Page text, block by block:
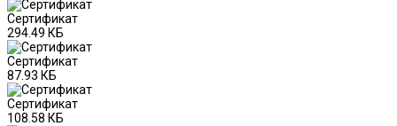
Сертификат
294.49 КБ
Сертификат
87.93 КБ
Сертификат
108.58 КБ